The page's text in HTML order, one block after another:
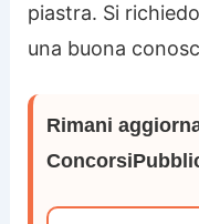
piastra. Si
una buona
Rimani